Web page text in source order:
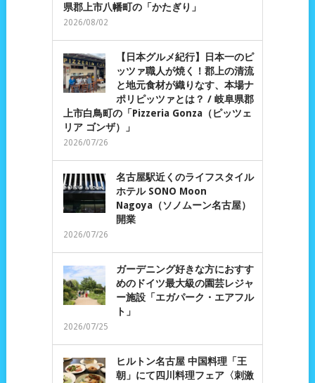
県郡上市八幡町の「かたぎり」
2026/08/02
【日本グルメ紀行】日本一のピ
ッツァ職人が焼く！郡上の清流
と地元食材が織りなす、本場ナ
ポリピッツァとは？ / 岐阜県郡
上市白鳥町の「Pizzeria Gonza（ピッツェ
リア ゴンザ）」
2026/07/26
名古屋駅近くのライフスタイル
ホテル SONO Moon
Nagoya（ソノムーン名古屋）
開業
2026/07/26
ガーデニング好きな方におすす
めのドイツ最大級の園芸レジャ
ー施設「エガパーク・エアフル
ト」
2026/07/25
ヒルトン名古屋 中国料理「王
朝」にて四川料理フェア〈刺激